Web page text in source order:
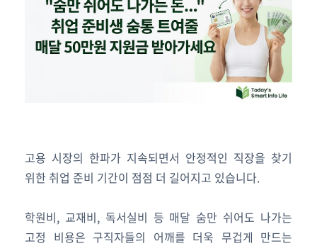
고용 시장의 한파가 지속되면서 안정적인 직장을 찾기
위한 취업 준비 기간이 점점 더 길어지고 있습니다.
학원비, 교재비, 독서실비 등 매달 숨만 쉬어도 나가는
고정 비용은 구직자들의 어깨를 더욱 무겁게 만드는